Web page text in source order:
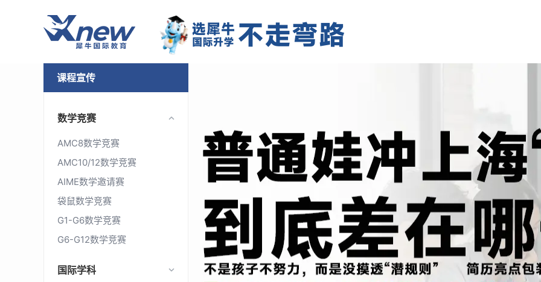
课程宣传
数学竞赛
AMC8数学竞赛
AMC10/12数学竞赛
AIME数学邀请赛
袋鼠数学竞赛
G1-G6数学竞赛
G6-G12数学竞赛
国际学科